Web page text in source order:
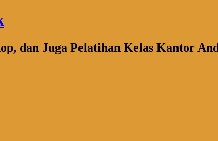
dan Juga Pelatihan Kelas Kantor